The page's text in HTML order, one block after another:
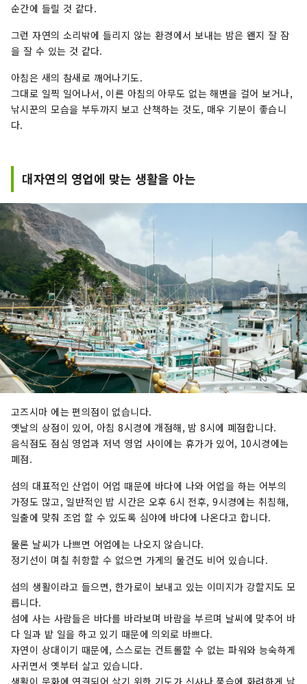
순간에 들릴 것 같다.
그런 자연의 소리밖에 들리지 않는 환경에서 보내는 밤은 왠지 잘 잠
을 잘 수 있는 것 같다.
아침은 새의 참새로 깨어나기도.
그대로 일찍 일어나서, 이른 아침의 아무도 없는 해변을 걸어 보거나,
낚시꾼의 모습을 부두까지 보고 산책하는 것도, 매우 기분이 좋습니
다.
대자연의 영업에 맞는 생활을 아는
고즈시마 에는 편의점이 없습니다.
옛날의 상점이 있어, 아침 8시경에 개점해, 밤 8시에 폐점합니다.
음식점도 점심 영업과 저녁 영업 사이에는 휴가가 있어, 10시경에는
폐점.
섬의 대표적인 산업이 어업 때문에 바다에 나와 어업을 하는 어부의
가정도 많고, 일반적인 밥 시간은 오후 6시 전후, 9시경에는 취침해,
일출에 맞춰 조업 할 수 있도록 심야에 바다에 나온다고 합니다.
물론 날씨가 나쁘면 어업에는 나오지 않습니다.
정기선이 며칠 취항할 수 없으면 가게의 물건도 비어 있습니다.
섬의 생활이라고 들으면, 한가로이 보내고 있는 이미지가 강할지도 모
릅니다.
섬에 사는 사람들은 바다를 바라보며 바람을 부르며 날씨에 맞추어 바
다 일과 밭 일을 하고 있기 때문에 의외로 바쁘다.
자연이 상대이기 때문에, 스스로는 컨트롤할 수 없는 파워와 능숙하게
사귀면서 옛부터 살고 있습니다.